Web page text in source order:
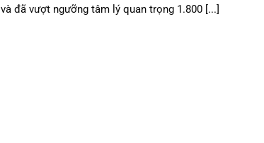
đã vượt ngưỡng tâm lý quan trọng 1.800 [...]